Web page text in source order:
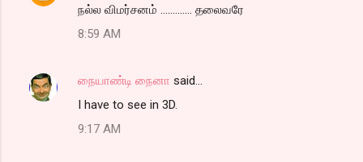
நல்ல விமர்சனம் ............. தலைவரே
8:59 AM
நையாண்டி நைனா said…
I have to see in 3D.
9:17 AM